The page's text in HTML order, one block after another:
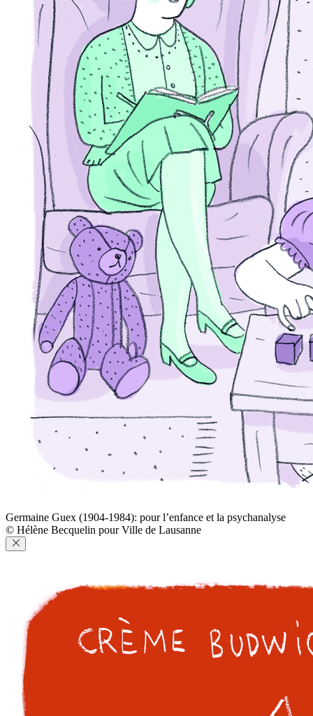
Germaine Guex (1904-1984): pour l’enfance et la psychanalyse
© Hélène Becquelin pour Ville de Lausanne